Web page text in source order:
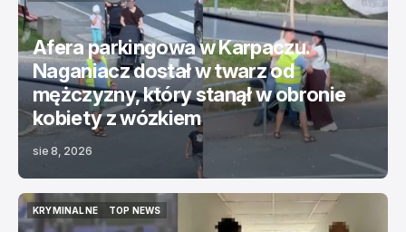
CZYSTA GŁUPOTA
Afera parkingowa w Karpaczu.
Naganiacz dostał w twarz od
mężczyzny, który stanął w obronie
kobiety z wózkiem
sie 8, 2026
KRYMINALNE
KRYMINALNE
TOP NEWS
TOP NEWS